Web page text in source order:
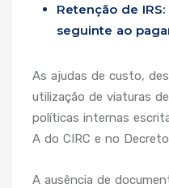
Retenção de
seguinte ao
As ajudas de custo,
utilização de viaturas
políticas internas
A do CIRC e no
A ausência de